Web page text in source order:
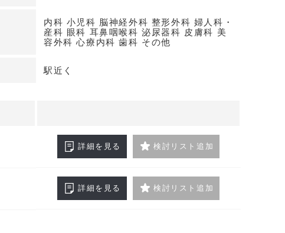
内科 小児科 脳神経外科 整形外科 婦人科・
産科 眼科 耳鼻咽喉科 泌尿器科 皮膚科 美
容外科 心療内科 歯科 その他
駅近く
詳細を見る 検討リスト追加
詳細を見る 検討リスト追加